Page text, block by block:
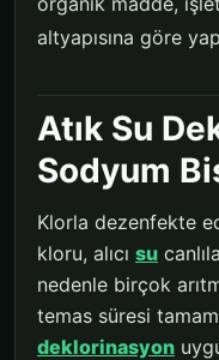
altyapısına göre
Atık Su
Sodyum
Klorla dezenfekte
kloru, alıcı su
nedenle birçok
temas süresi
deklorinasyon